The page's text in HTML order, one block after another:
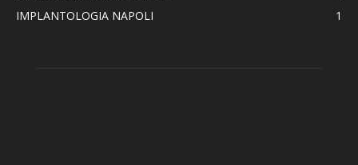
IMPLANTOLOGIA NAPOLI
1